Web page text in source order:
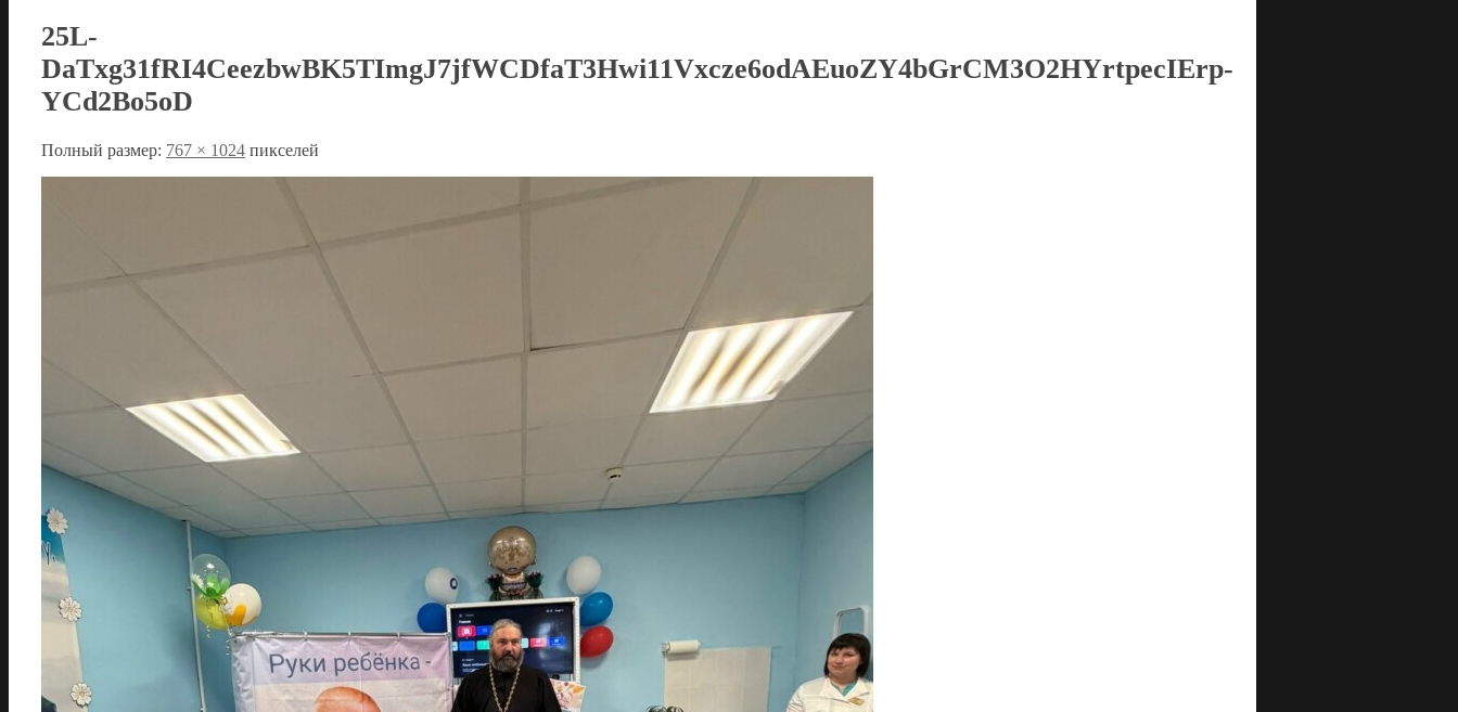
25L-
DaTxg31fRI4CeezbwBK5TImgJ7jfWCDfaT3Hwi11Vxcze6odAEuoZY4bGrCM3O2HYrtpecIErp-
YCd2Bo5oD
Полный размер: 767 × 1024 пикселей